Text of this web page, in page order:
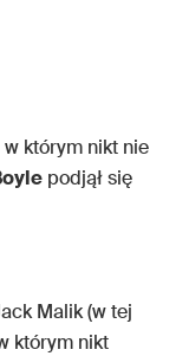
którym nikt nie
podjął się
Malik (w tej
którym nikt